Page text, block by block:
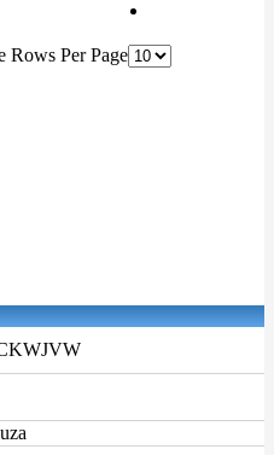
Rows Per Page